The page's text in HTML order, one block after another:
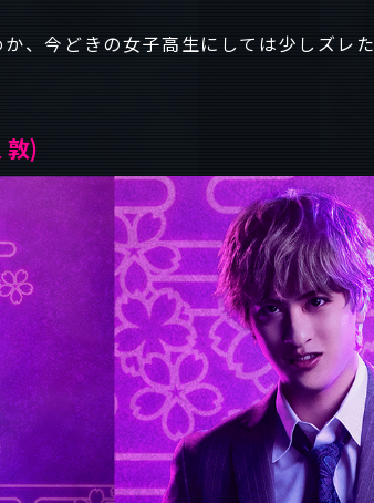
、今どきの女子高生にしては少しズレた
敦)